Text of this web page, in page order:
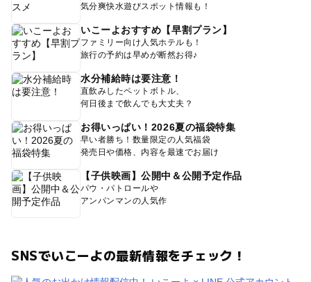
気分爽快水遊びスポット情報も！
いこーよおすすめ【早割プラン】
ファミリー向け人気ホテルも！
旅行の予約は早めが断然お得♪
水分補給時は要注意！
直飲みしたペットボトル、
何日後まで飲んでも大丈夫？
お得いっぱい！2026夏の福袋特集
早い者勝ち！数量限定の人気福袋
発売日や価格、内容を最速でお届け
【子供映画】公開中＆公開予定作品
パウ・パトロールや
アンパンマンの人気作
SNSでいこーよの最新情報をチェック！